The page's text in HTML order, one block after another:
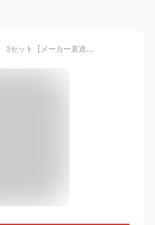
光る泥だんご簡単制作キット 3セット【メーカー直送：代金引換不可：同梱不可】【北海道・沖縄・離島は配達不可】